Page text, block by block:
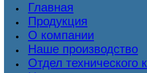
Главная
Продукция
О компании
Наше производство
Отдел технического